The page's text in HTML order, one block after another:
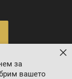
за
вашето